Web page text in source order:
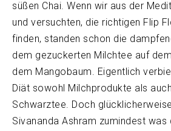
süßen Chai. Wenn wir aus der
und versuchten, die richtigen Flip
finden, standen schon die
dem gezuckerten Milchtee auf
dem Mangobaum. Eigentlich
Diät sowohl Milchprodukte als
Schwarztee. Doch
Sivananda Ashram zumindest was